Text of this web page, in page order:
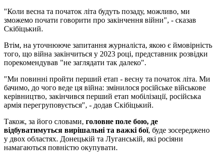
"Коли весна та початок літа будуть позаду, можливо, ми
зможемо почати говорити про закінчення війни", - сказав
Скібіцький.
Втім, на уточнююче запитання журналіста, якою є ймовірність
того, що війна закінчиться у 2023 році, представник розвідки
порекомендував "не заглядати так далеко".
"Ми повинні пройти перший етап - весну та початок літа. Ми
бачимо, до чого веде ця війна: змінилося російське військове
керівництво, закінчився перший етап мобілізації, російська
армія перегруповується", - додав Скібіцький.
Також, за його словами, головне поле бою, де
відбуватимуться вирішальні та важкі бої, буде зосереджено
у двох областях. Донецькій та Луганській, які росіяни
намагаються повністю окупувати.